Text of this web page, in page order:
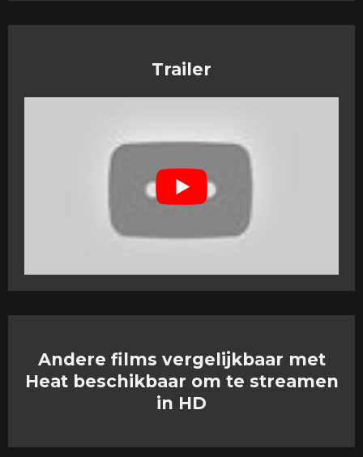
Trailer
Andere films vergelijkbaar met
Heat beschikbaar om te streamen
in HD